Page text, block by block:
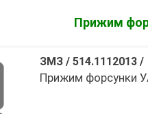
Прижим
ЗМЗ/ 514.1112013/
Прижим форсунки